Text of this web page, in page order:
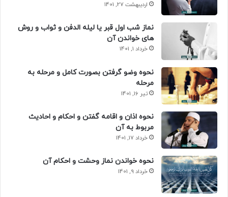
اردیبهشت 27, 1401
نماز شب اول قبر یا لیله الدفن و ثواب و روش
های خواندن آن
خرداد 1, 1401
نحوه وضو گرفتن بصورت کامل و مرحله به
مرحله
تیر 16, 1401
نحوه اذان و اقامه گفتن و احکام و احادیث
مربوط به آن
خرداد 17, 1401
نحوه خواندن نماز وحشت و احکام آن
خرداد 9, 1401